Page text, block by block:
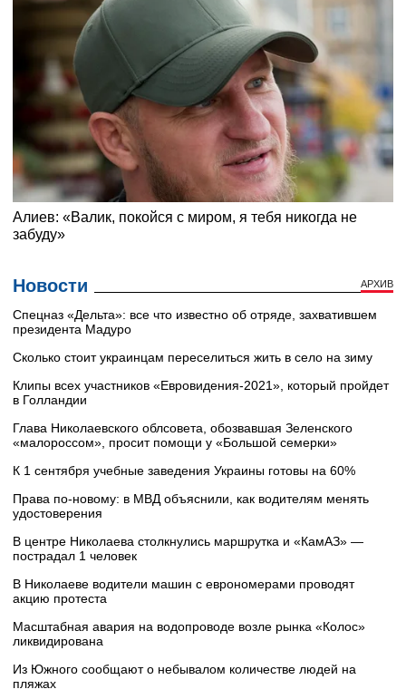
Новости АРХИВ
Cпецназ «Дельта»: все что известно об отряде, захватившем
президента Мадуро
Сколько стоит украинцам переселиться жить в село на зиму
Клипы всех участников «Евровидения-2021», который пройдет
в Голландии
Глава Николаевского облсовета, обозвавшая Зеленского
«малороссом», просит помощи у «Большой семерки»
К 1 сентября учебные заведения Украины готовы на 60%
Права по-новому: в МВД объяснили, как водителям менять
удостоверения
В центре Николаева столкнулись маршрутка и «КамАЗ» —
пострадал 1 человек
В Николаеве водители машин с еврономерами проводят
акцию протеста
Масштабная авария на водопроводе возле рынка «Колос»
ликвидирована
Из Южного сообщают о небывалом количестве людей на
пляжах